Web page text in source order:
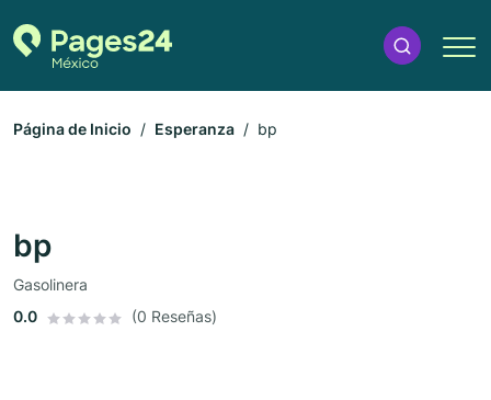
Página de Inicio Esperanza bp
bp
Gasolinera
0.0
(0 Reseñas)